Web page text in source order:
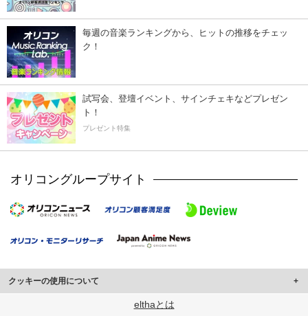
毎週の音楽ランキングから、ヒットの推移をチェッ
ク！
試写会、登壇イベント、サインチェキなどプレゼン
ト！
プレゼント特集
オリコングループサイト
クッキーの使用について
このサイトでは Cookie を使用して、ユーザーに合わせたコンテンツや広告の
elthaとは